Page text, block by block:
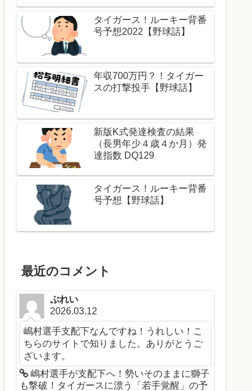
タイガース！ルーキー背番
号予想2022【野球話】
年収700万円？！タイガー
スの打撃投手【野球話】
新版K式発達検査の結果
（長男年少４歳４か月）発
達指数 DQ129
タイガース！ルーキー背番
号予想【野球話】
最近のコメント
ぷれい
2026.03.12
嶋村選手支配下なんですね！うれしい！こ
ちらのサイトで知りました。ありがとうご
ざいます。
嶋村選手が支配下へ！勢いそのままに獅子
も撃破！タイガースに漂う「若手覚醒」の予